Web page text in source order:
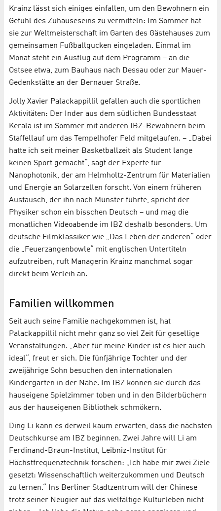
Krainz lässt sich einiges einfallen, um den Bewohnern ein
Gefühl des Zuhauseseins zu vermitteln: Im Sommer hat
sie zur Weltmeisterschaft im Garten des Gästehauses zum
gemeinsamen Fußballgucken eingeladen. Einmal im
Monat steht ein Ausflug auf dem Programm – an die
Ostsee etwa, zum Bauhaus nach Dessau oder zur Mauer-
Gedenkstätte an der Bernauer Straße.
Jolly Xavier Palackappillil gefallen auch die sportlichen
Aktivitäten: Der Inder aus dem südlichen Bundesstaat
Kerala ist im Sommer mit anderen IBZ-Bewohnern beim
Staffellauf um das Tempelhofer Feld mitgelaufen. – „Dabei
hatte ich seit meiner Basketballzeit als Student lange
keinen Sport gemacht“, sagt der Experte für
Nanophotonik, der am Helmholtz-Zentrum für Materialien
und Energie an Solarzellen forscht. Von einem früheren
Austausch, der ihn nach Münster führte, spricht der
Physiker schon ein bisschen Deutsch – und mag die
monatlichen Videoabende im IBZ deshalb besonders. Um
deutsche Filmklassiker wie „Das Leben der anderen“ oder
die „Feuerzangenbowle“ mit englischen Untertiteln
aufzutreiben, ruft Managerin Krainz manchmal sogar
direkt beim Verleih an.
Familien willkommen
Seit auch seine Familie nachgekommen ist, hat
Palackappillil nicht mehr ganz so viel Zeit für gesellige
Veranstaltungen. „Aber für meine Kinder ist es hier auch
ideal“, freut er sich. Die fünfjährige Tochter und der
zweijährige Sohn besuchen den internationalen
Kindergarten in der Nähe. Im IBZ können sie durch das
hauseigene Spielzimmer toben und in den Bilderbüchern
aus der hauseigenen Bibliothek schmökern.
Ding Li kann es derweil kaum erwarten, dass die nächsten
Deutschkurse am IBZ beginnen. Zwei Jahre will Li am
Ferdinand-Braun-Institut, Leibniz-Institut für
Höchstfrequenztechnik forschen: „Ich habe mir zwei Ziele
gesetzt: Wissenschaftlich weiterzukommen und Deutsch
zu lernen.“ Ins Berliner Stadtzentrum will der Chinese
trotz seiner Neugier auf das vielfältige Kulturleben nicht